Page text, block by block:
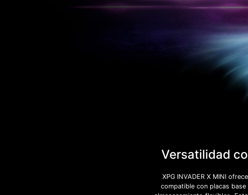
Versatilidad
XPG INVADER X MINI
compatible con placas